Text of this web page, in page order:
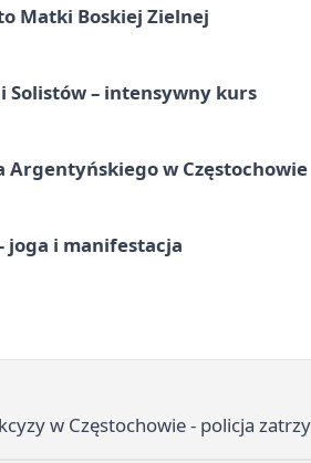
Matki Boskiej Zielnej
Solistów – intensywny kurs
Argentyńskiego w Częstochowie
joga i manifestacja
w Częstochowie - policja